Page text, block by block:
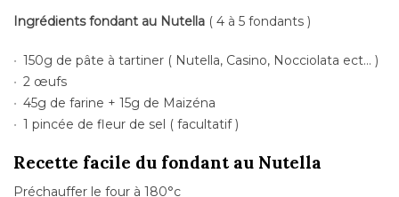
Ingrédients fondant au Nutella ( 4 à 5 fondants )
150g de pâte à tartiner ( Nutella, Casino, Nocciolata ect… )
2 œufs
45g de farine + 15g de Maizéna
1 pincée de fleur de sel ( facultatif )
Recette facile du fondant au Nutella
Préchauffer le four à 180°c